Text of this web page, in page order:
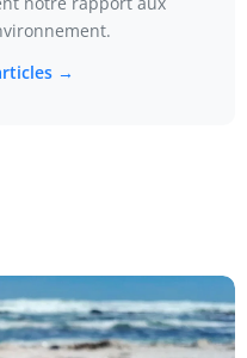
→